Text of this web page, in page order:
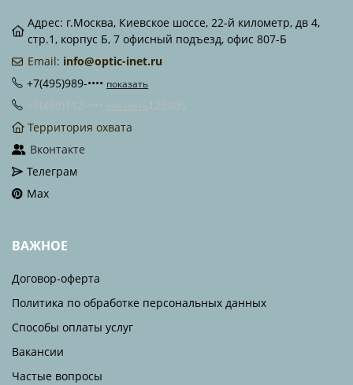
Адрес: г.Москва, Киевское шоссе, 22-й километр, дв 4,
стр.1, корпус Б, 7 офисный подъезд, офис 807-Б
Email: info@optic-inet.ru
+7(495)989-•••• показать
+7(499)112-•••• показать 125305
Территория охвата
Вконтакте
Телеграм
Max
ВАЖНОЕ
Договор-оферта
Политика по обработке персональных данных
Способы оплаты услуг
Вакансии
Частые вопросы